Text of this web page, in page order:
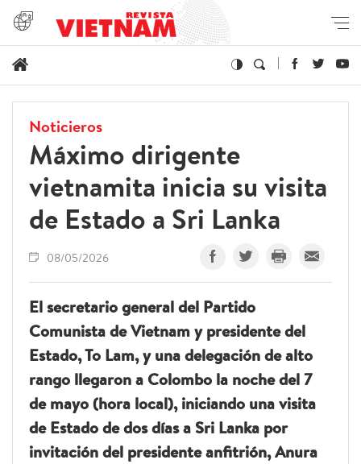
Noticieros
Máximo dirigente
vietnamita inicia su visita
de Estado a Sri Lanka
08/05/2026
El secretario general del Partido
Comunista de Vietnam y presidente del
Estado, To Lam, y una delegación de alto
rango llegaron a Colombo la noche del 7
de mayo (hora local), iniciando una visita
de Estado de dos días a Sri Lanka por
invitación del presidente anfitrión, Anura